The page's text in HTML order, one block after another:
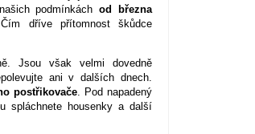
podmínkáchod března
Čím dříve přítomnost škůdce
Jsou však velmi dovedně
ani v dalších dnech.
postřikovače. Pod napadený
spláchnete housenky a další